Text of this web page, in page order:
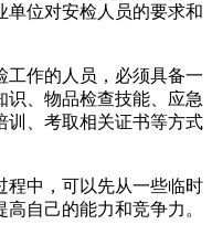
单位对安检人员的要求和
作的人员，必须具备一
识、物品检查技能、应急
训、考取相关证书等方式
中，可以先从一些临时
自己的能力和竞争力。